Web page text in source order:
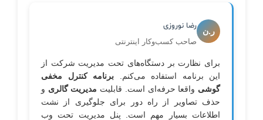
ر.ن رضا نوروزی
صاحب کسب‌وکار اینترنتی
برای نظارت بر دستگاه‌های تحت مدیریت شرکت از
این برنامه استفاده می‌کنم. برنامه کنترل مخفی
گوشی واقعا حرفه‌ای است. قابلیت مدیریت گالری و
حذف تصاویر از راه دور برای جلوگیری از نشت
اطلاعات بسیار مهم است. پنل مدیریت تحت وب